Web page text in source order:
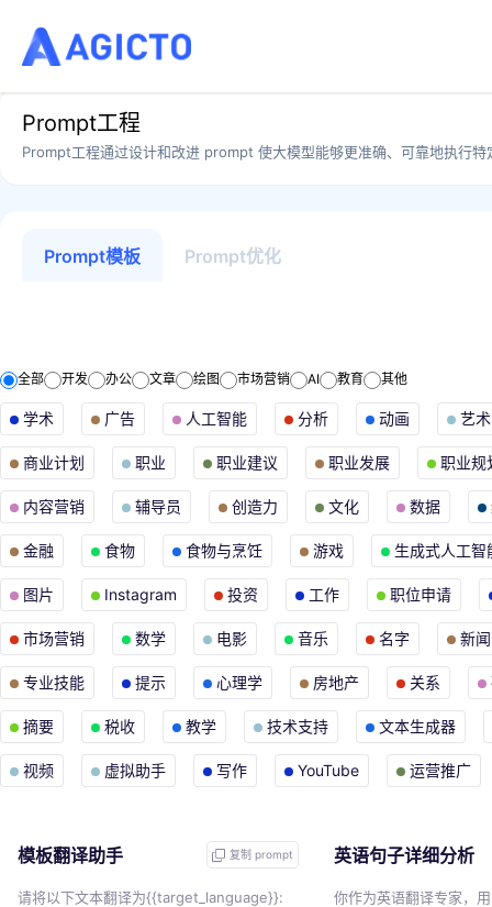
Prompt工程
Prompt工程通过设计和改进 prompt 使大模型能够更准确、可靠地执行
Prompt模板 Prompt优化
全部 开发 办公 文章 绘图 市场营销 AI 教育 其他
学术 广告 人工智能 分析 动画 艺术
商业计划 职业 职业建议 职业发展 职业规
内容营销 辅导员 创造力 文化 数据
金融 食物 食物与烹饪 游戏 生成式人工智
图片 Instagram 投资 工作 职位申请
市场营销 数学 电影 音乐 名字 新闻
专业技能 提示 心理学 房地产 关系
摘要 税收 教学 技术支持 文本生成器
视频 虚拟助手 写作 YouTube 运营推广
模板翻译助手 复制 prompt
请将以下文本翻译为{{target_language}}:
英语句子详细分析
你作为英语翻译专家，